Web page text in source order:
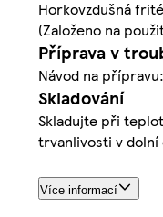
Horkovzdušná
(Založeno na
Příprava v
Návod na
Skladování
Skladujte při
trvanlivosti v dolní
Více informací